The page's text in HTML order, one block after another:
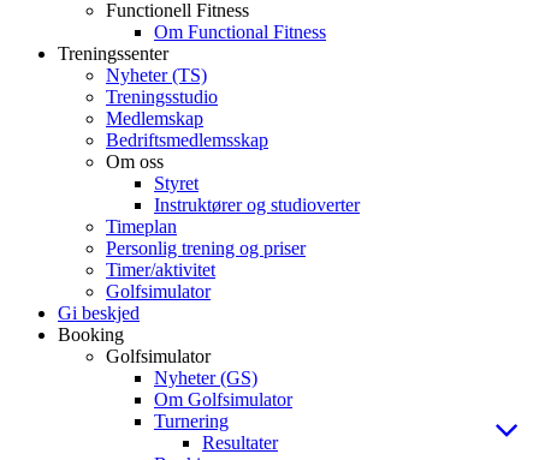
Functionell Fitness
Om Functional Fitness
Treningssenter
Nyheter (TS)
Treningsstudio
Medlemskap
Bedriftsmedlemsskap
Om oss
Styret
Instruktører og studioverter
Timeplan
Personlig trening og priser
Timer/aktivitet
Golfsimulator
Gi beskjed
Booking
Golfsimulator
Nyheter (GS)
Om Golfsimulator
Turnering
Resultater